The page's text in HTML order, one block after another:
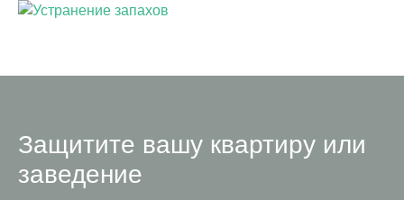
Защитите вашу квартиру или
заведение